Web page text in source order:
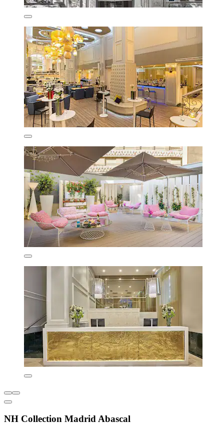
NH Collection Madrid Abascal